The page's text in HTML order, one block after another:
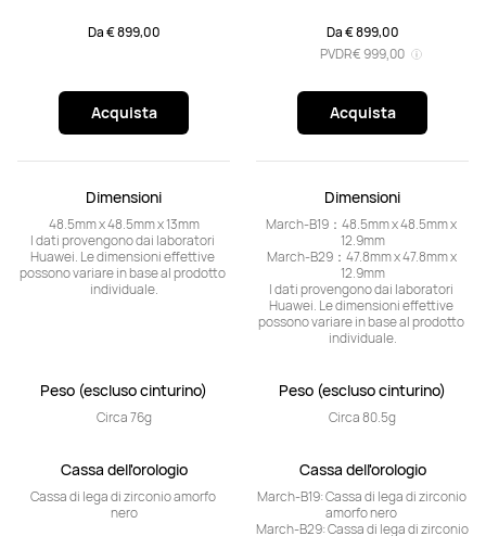
Da € 899,00
Acquista
Dimensioni
48.5mm x 48.5mm x 13mm
I dati provengono dai laboratori
Huawei. Le dimensioni effettive
possono variare in base al prodotto
individuale.
Peso (escluso cinturino)
Circa 76g
Cassa dell'orologio
Cassa di lega di zirconio amorfo
nero
Da € 899,00
PVDR€ 999,00
Acquista
Dimensioni
March-B19：48.5mm x 48.5mm x
12.9mm
March-B29：47.8mm x 47.8mm x
12.9mm
I dati provengono dai laboratori
Huawei. Le dimensioni effettive
possono variare in base al prodotto
individuale.
Peso (escluso cinturino)
Circa 80.5g
Cassa dell'orologio
March-B19: Cassa di lega di zirconio
amorfo nero
March-B29: Cassa di lega di zirconio